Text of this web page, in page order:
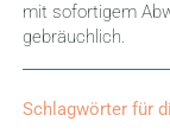
mit sofortigem
gebräuchlich.
Schlagwörter für